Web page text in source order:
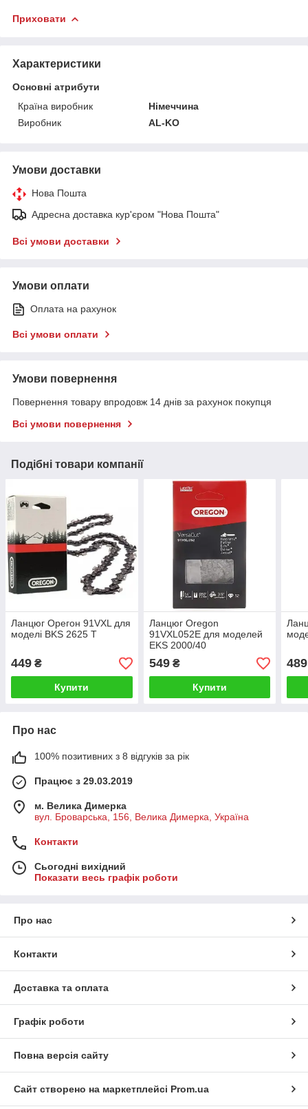
Приховати
Характеристики
Основні атрибути
Країна виробник
Німеччина
Виробник
AL-KO
Умови доставки
Нова Пошта
Адресна доставка кур'єром "Нова Пошта"
Всі умови доставки
Умови оплати
Оплата на рахунок
Всі умови оплати
Умови повернення
Повернення товару впродовж 14 днів за рахунок покупця
Всі умови повернення
Подібні товари компанії
Ланцюг Орегон 91VXL для
моделі BKS 2625 Т
449 ₴
Купити
Ланцюг Oregon
91VXL052E для моделей
EKS 2000/40
549₴
Купити
489
Про нас
100% позитивних з 8 відгуків за рік
Працює з 29.03.2019
м. Велика Димерка
вул. Броварська, 156, Велика Димерка, Україна
Контакти
Сьогодні вихідний
Показати весь графік роботи
Про нас
Контакти
Доставка та оплата
Графік роботи
Повна версія сайту
Сайт створено на маркетплейсі Prom.ua